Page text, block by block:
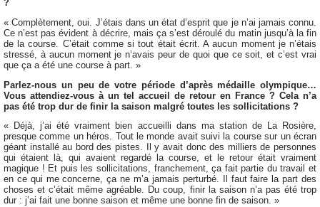
?
« Complètement, oui. J’étais dans un état d’esprit que je n’ai jamais connu.
Ce n’est pas évident à décrire, mais ça s’est déroulé du matin jusqu’à la fin
de la course. C’était comme si tout était écrit. A aucun moment je n’étais
stressé, à aucun moment je n’avais peur de quoi que ce soit, et c’est vrai
que ça a été une course à part. »
Parlez-nous un peu de votre période d’après médaille olympique…
Vous attendiez-vous à un tel accueil de retour en France ? Cela n’a
pas été trop dur de finir la saison malgré toutes les sollicitations ?
« Déjà, j’ai été vraiment bien accueilli dans ma station de La Rosière,
presque comme un héros. Tout le monde avait suivi la course sur un écran
géant installé au bord des pistes. Il y avait donc des milliers de personnes
qui étaient là, qui avaient regardé la course, et le retour était vraiment
magique ! Et puis les sollicitations, franchement, ça fait partie du travail et
en ce qui me concerne, ça ne m’a jamais perturbé. Il faut faire la part des
choses et c’était même agréable. Du coup, finir la saison n’a pas été trop
dur : j’ai fait une bonne saison et même une bonne fin de saison. »